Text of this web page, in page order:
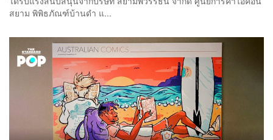
สยาม พิพิธภัณฑ์บ้านดำ แ...